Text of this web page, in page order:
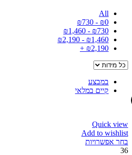
All
₪0
-
₪730
₪730
-
₪1,460
₪1,460
-
₪2,190
₪2,190
+
במבצע
קיים במלאי
Quick view
Add to wishlist
בחר אפשרויות
36